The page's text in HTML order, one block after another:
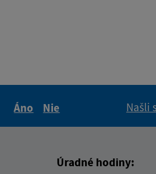
Áno
Nie
Našli
Úradné hodiny: